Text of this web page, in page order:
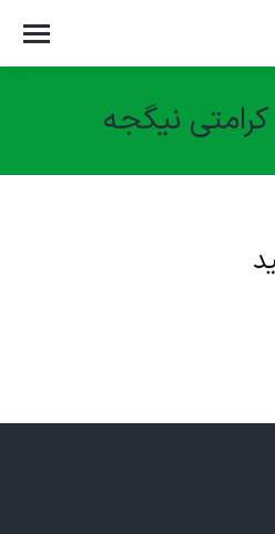
کرامتی نیگجه